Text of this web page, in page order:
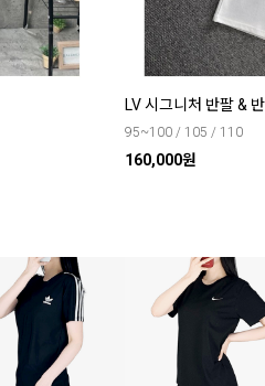
LV 시그니처 반팔 &
95~100 / 105 / 110
160,000원